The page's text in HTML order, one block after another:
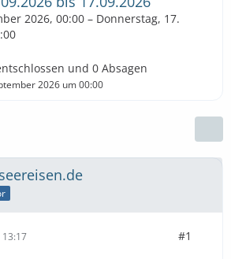
2026, 00:00 – Donnerstag, 17.
und 0 Absagen
2026 um 00:00
#1